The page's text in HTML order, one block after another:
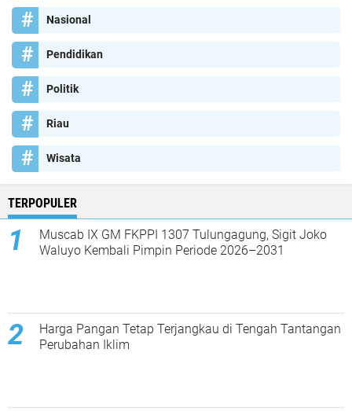
Nasional
Pendidikan
Politik
Riau
Wisata
TERPOPULER
Muscab IX GM FKPPI 1307 Tulungagung, Sigit Joko
Waluyo Kembali Pimpin Periode 2026–2031
Harga Pangan Tetap Terjangkau di Tengah Tantangan
Perubahan Iklim